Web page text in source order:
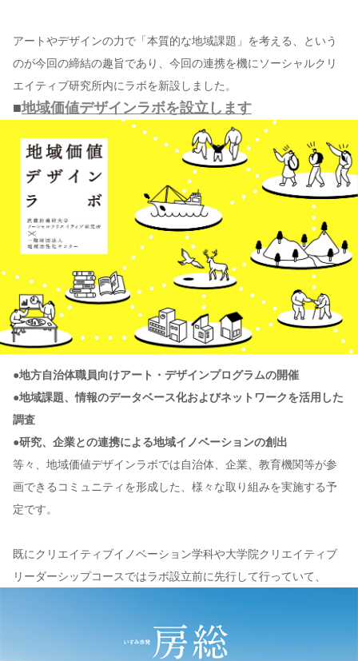
アートやデザインの力で「本質的な地域課題」を考える、という
のが今回の締結の趣旨であり、今回の連携を機にソーシャルクリ
エイティブ研究所内にラボを新設しました。
■地域価値デザインラボを設立します
●地方自治体職員向けアート・デザインプログラムの開催
●地域課題、情報のデータベース化およびネットワークを活用した
調査
●研究、企業との連携による地域イノベーションの創出
等々、地域価値デザインラボでは自治体、企業、教育機関等が参
画できるコミュニティを形成した、様々な取り組みを実施する予
定です。
既にクリエイティブイノベーション学科や大学院クリエイティブ
リーダーシップコースではラボ設立前に先行して行っていて、